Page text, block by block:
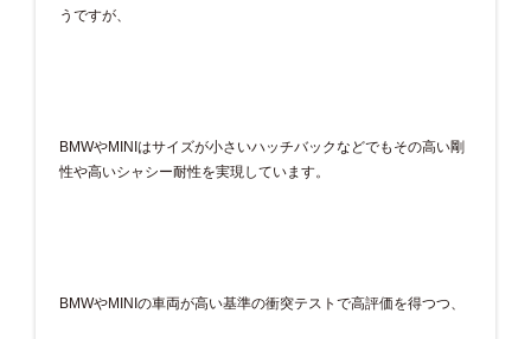
うですが、
BMWやMINIはサイズが小さいハッチバックなどでもその高い剛
性や高いシャシー耐性を実現しています。
BMWやMINIの車両が高い基準の衝突テストで高評価を得つつ、